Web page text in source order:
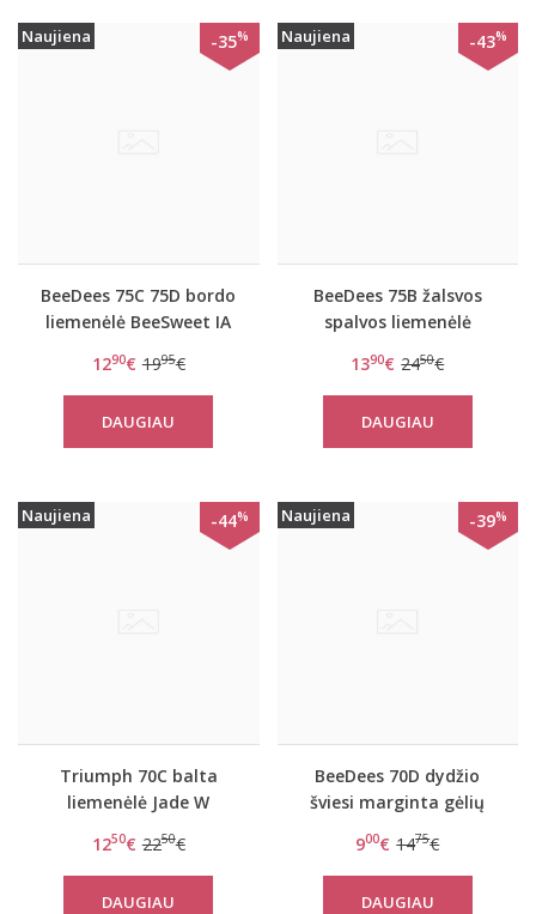
Naujiena -35%
BeeDees 75C 75D bordo
liemenėlė BeeSweet IA
1290€ 1995€
DAUGIAU
Naujiena -43%
BeeDees 75B žalsvos
spalvos liemenėlė
1390€ 2450€
DAUGIAU
Naujiena -44%
Triumph 70C balta
liemenėlė Jade W
1250€ 2250€
DAUGIAU
Naujiena -39%
BeeDees 70D dydžio
šviesi marginta gėlių
liemenėlė Happy Heart
35 WDUM
900€ 1475€
DAUGIAU